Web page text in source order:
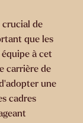
crucial de
que les
à cet
carrière de
une
cadres